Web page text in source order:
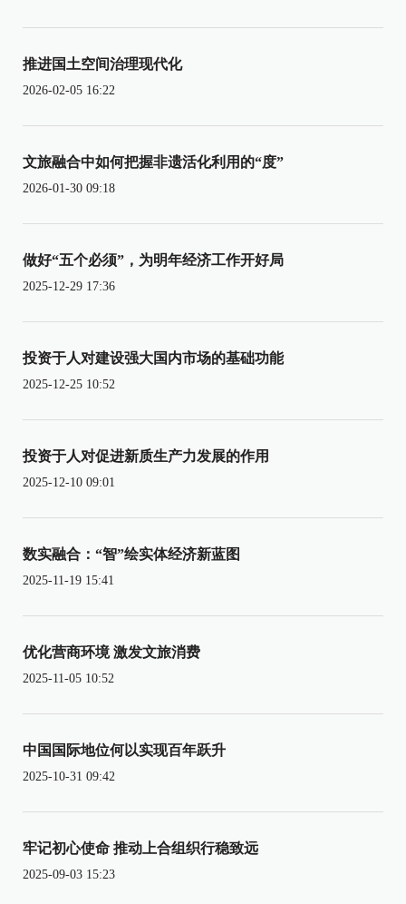
推进国土空间治理现代化
2026-02-05 16:22
文旅融合中如何把握非遗活化利用的“度”
2026-01-30 09:18
做好“五个必须”，为明年经济工作开好局
2025-12-29 17:36
投资于人对建设强大国内市场的基础功能
2025-12-25 10:52
投资于人对促进新质生产力发展的作用
2025-12-10 09:01
数实融合：“智”绘实体经济新蓝图
2025-11-19 15:41
优化营商环境 激发文旅消费
2025-11-05 10:52
中国国际地位何以实现百年跃升
2025-10-31 09:42
牢记初心使命 推动上合组织行稳致远
2025-09-03 15:23